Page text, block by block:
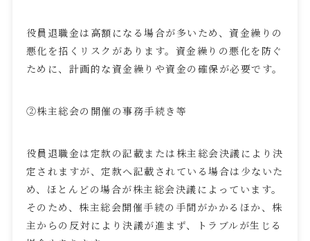
役員退職金は高額になる場合が多いため、資金繰りの
悪化を招くリスクがあります。資金繰りの悪化を防ぐ
ために、計画的な資金繰りや資金の確保が必要です。
②株主総会の開催の事務手続き等
役員退職金は定款の記載または株主総会決議により決
定されますが、定款へ記載されている場合は少ないた
め、ほとんどの場合が株主総会決議によっています。
そのため、株主総会開催手続の手間がかかるほか、株
主からの反対により決議が進まず、トラブルが生じる